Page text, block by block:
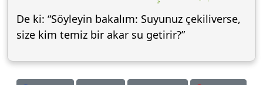
De ki: “Söyleyin bakalım: Suyunuz çekiliverse,
size kim temiz bir akar su getirir?”